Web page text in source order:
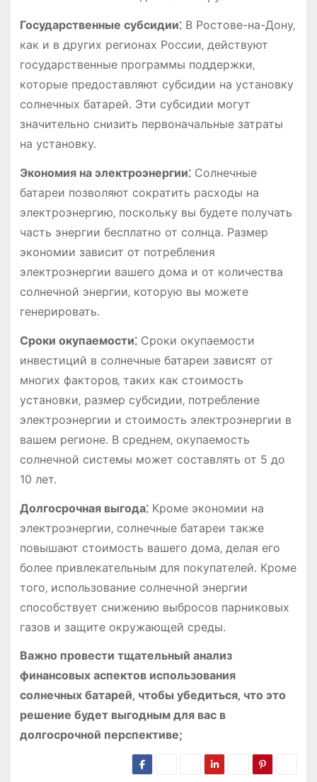
Государственные субсидии⁚В Ростове-на-Дону‚
как и в других регионах России‚ действуют
государственные программы поддержки‚
которые предоставляют субсидии на установку
солнечных батарей. Эти субсидии могут
значительно снизить первоначальные затраты
на установку.
Экономия на электроэнергии⁚Солнечные
батареи позволяют сократить расходы на
электроэнергию‚ поскольку вы будете получать
часть энергии бесплатно от солнца. Размер
экономии зависит от потребления
электроэнергии вашего дома и от количества
солнечной энергии‚ которую вы можете
генерировать.
Сроки окупаемости⁚Сроки окупаемости
инвестиций в солнечные батареи зависят от
многих факторов‚ таких как стоимость
установки‚ размер субсидии‚ потребление
электроэнергии и стоимость электроэнергии в
вашем регионе. В среднем‚ окупаемость
солнечной системы может составлять от 5 до
10 лет.
Долгосрочная выгода⁚Кроме экономии на
электроэнергии‚ солнечные батареи также
повышают стоимость вашего дома‚ делая его
более привлекательным для покупателей. Кроме
того‚ использование солнечной энергии
способствует снижению выбросов парниковых
газов и защите окружающей среды.
Важно провести тщательный анализ
финансовых аспектов использования
солнечных батарей‚ чтобы убедиться‚ что это
решение будет выгодным для вас в
долгосрочной перспективе;